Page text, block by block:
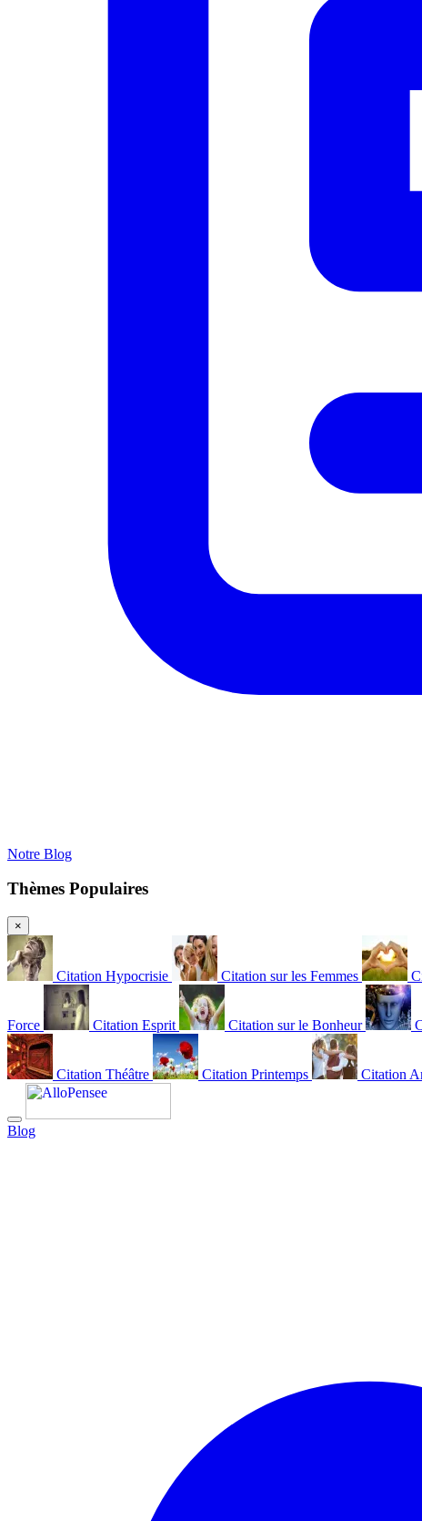
Notre Blog
Thèmes Populaires
×
Citation Hypocrisie Citation sur les Femmes
Force Citation Esprit Citation sur le Bonheur
Citation Théâtre Citation Printemps Citation
Blog